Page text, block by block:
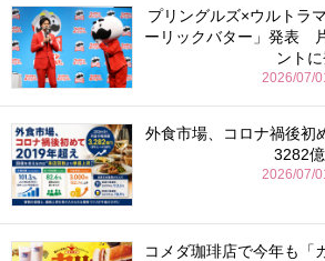
プリングルズ×ウルトラ
ーリックバター」発表
ント
2026/07/
外食市場、コロナ禍後
3282
2026/07/
コメダ珈琲店で今年も